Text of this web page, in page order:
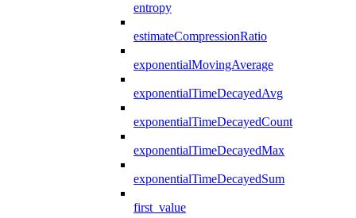
entropy
estimateCompressionRatio
exponentialMovingAverage
exponentialTimeDecayedAvg
exponentialTimeDecayedCount
exponentialTimeDecayedMax
exponentialTimeDecayedSum
first_value